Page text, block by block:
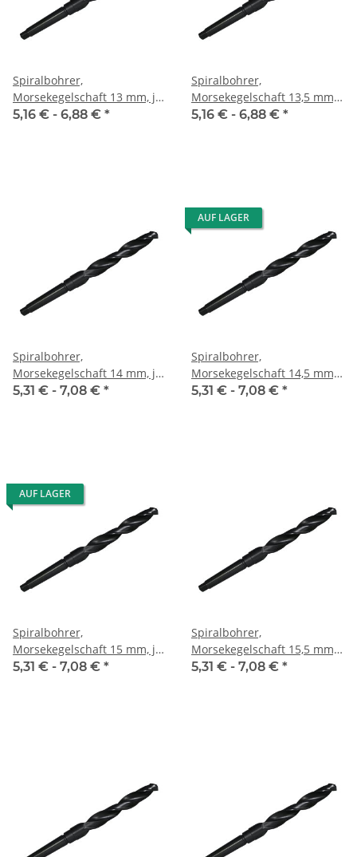
Spiralbohrer,
Morsekegelschaft 13 mm, je
Stk.
5,16 € - 6,88 € *
Spiralbohrer,
Morsekegelschaft 13,5 mm,
je Stk.
5,16 € - 6,88 € *
Spiralbohrer,
Morsekegelschaft 14 mm, je
Stk.
5,31 € - 7,08 € *
AUF LAGER
Spiralbohrer,
Morsekegelschaft 14,5 mm,
je Stk.
5,31 € - 7,08 € *
AUF LAGER
Spiralbohrer,
Morsekegelschaft 15 mm, je
Stk.
5,31 € - 7,08 € *
Spiralbohrer,
Morsekegelschaft 15,5 mm,
je Stk.
5,31 € - 7,08 € *